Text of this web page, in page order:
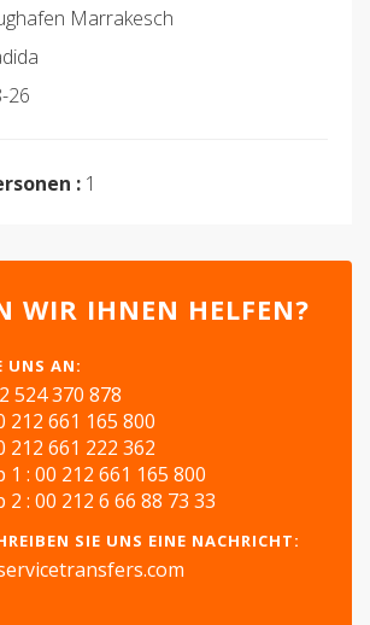
Marrakesch
26
: 1
WIR IHNEN HELFEN?
UNS AN:
524 370 878
212 661 165 800
212 661 222 362
: 00 212 661 165 800
: 00 212 6 66 88 73 33
SIE UNS EINE NACHRICHT: